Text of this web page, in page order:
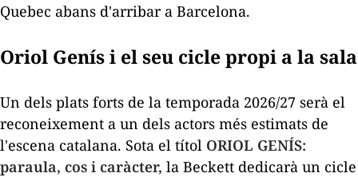
Quebec abans d'arribar a Barcelona.
Oriol Genís i el seu cicle propi a la sala
Un dels plats forts de la temporada 2026/27 serà el
reconeixement a un dels actors més estimats de
l'escena catalana. Sota el títol ORIOL GENÍS:
paraula, cos i caràcter, la Beckett dedicarà un cicle